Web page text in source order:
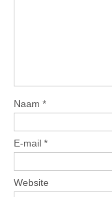
Naam *
E-mail *
Website